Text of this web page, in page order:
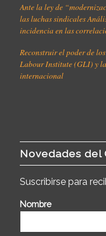
Ante la ley de
las luchas sindicales
incidencia en las
Reconstruir el poder de
Labour Institute (GLI) y
internacional
Novedades del
Suscribirse para
Nombre